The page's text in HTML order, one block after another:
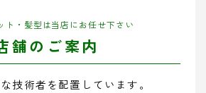
ト・髪型は当店にお任せ下さい
舗のご案内
技術者を配置しています。